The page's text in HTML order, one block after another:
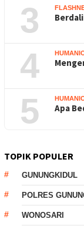
3
4
5 Apa
TOPIK POPULER
GUNUNGKIDUL
POLRES
WONOSARI